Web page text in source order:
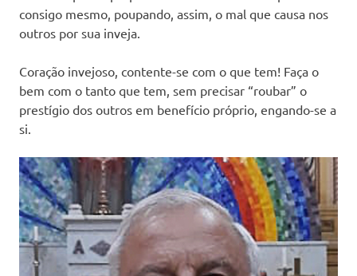
consigo mesmo, poupando, assim, o mal que causa nos
outros por sua inveja.
Coração invejoso, contente-se com o que tem! Faça o
bem com o tanto que tem, sem precisar “roubar” o
prestígio dos outros em benefício próprio, engando-se a
si.